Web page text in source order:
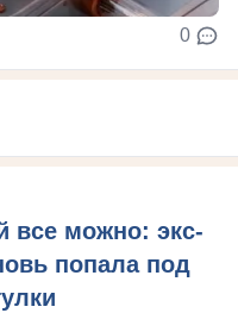
0
все можно: экс-
попала под